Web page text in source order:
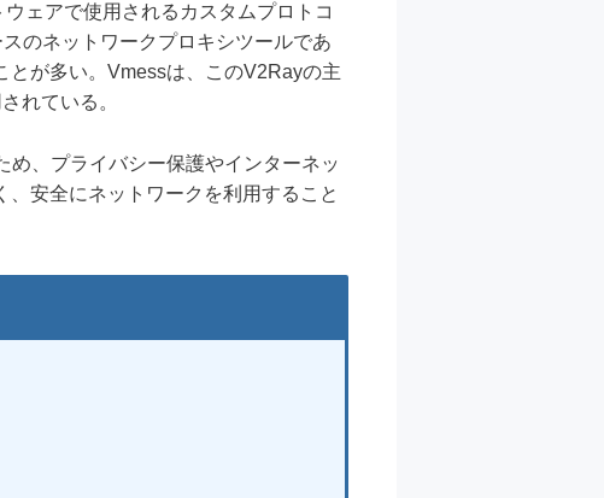
ェアで使用されるカスタムプロトコ
のネットワークプロキシツールであ
とが多い。Vmessは、このV2Rayの主
れている。
、プライバシー保護やインターネッ
安全にネットワークを利用すること